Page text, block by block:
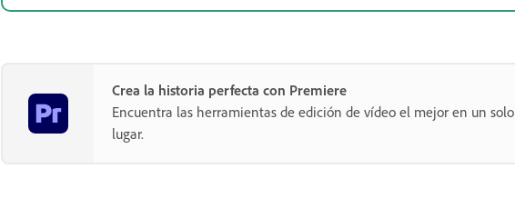
Crea la historia perfecta con Premiere
Encuentra las herramientas de edición de vídeo el mejor en un solo
lugar.